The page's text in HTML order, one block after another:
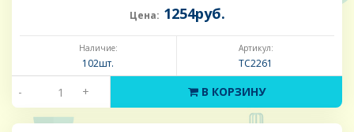
Цена: 1254руб.
Наличие:
102шт.
Артикул:
ТС2261
- + В КОРЗИНУ